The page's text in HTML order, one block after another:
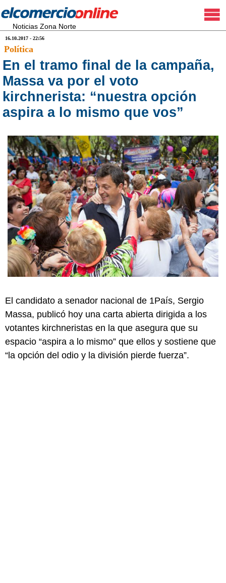
Noticias Zona Norte
16.10.2017 - 22:56
Política
En el tramo final de la campaña,
Massa va por el voto
kirchnerista: “nuestra opción
aspira a lo mismo que vos”
El candidato a senador nacional de 1País, Sergio
Massa, publicó hoy una carta abierta dirigida a los
votantes kirchneristas en la que asegura que su
espacio “aspira a lo mismo” que ellos y sostiene que
“la opción del odio y la división pierde fuerza”.